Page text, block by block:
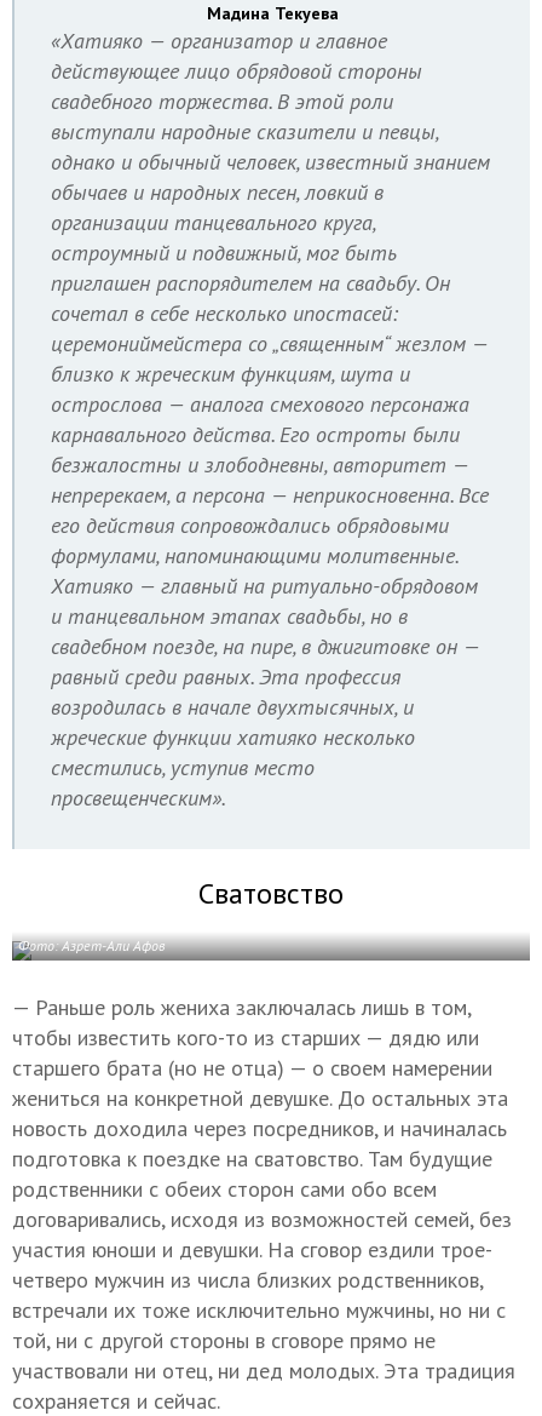
Мадина Текуева
«Хатияко — организатор и главное
действующее лицо обрядовой стороны
свадебного торжества. В этой роли
выступали народные сказители и певцы,
однако и обычный человек, известный знанием
обычаев и народных песен, ловкий в
организации танцевального круга,
остроумный и подвижный, мог быть
приглашен распорядителем на свадьбу. Он
сочетал в себе несколько ипостасей:
церемониймейстера со „священным“ жезлом —
близко к жреческим функциям, шута и
острослова — аналога смехового персонажа
карнавального действа. Его остроты были
безжалостны и злободневны, авторитет —
непререкаем, а персона — неприкосновенна. Все
его действия сопровождались обрядовыми
формулами, напоминающими молитвенные.
Хатияко — главный на ритуально-обрядовом
и танцевальном этапах свадьбы, но в
свадебном поезде, на пире, в джигитовке он —
равный среди равных. Эта профессия
возродилась в начале двухтысячных, и
жреческие функции хатияко несколько
сместились, уступив место
просвещенческим».
Сватовство
Фото: Азрет-Али Афов
— Раньше роль жениха заключалась лишь в том,
чтобы известить кого-то из старших — дядю или
старшего брата (но не отца) — о своем намерении
жениться на конкретной девушке. До остальных эта
новость доходила через посредников, и начиналась
подготовка к поездке на сватовство. Там будущие
родственники с обеих сторон сами обо всем
договаривались, исходя из возможностей семей, без
участия юноши и девушки. На сговор ездили трое-
четверо мужчин из числа близких родственников,
встречали их тоже исключительно мужчины, но ни с
той, ни с другой стороны в сговоре прямо не
участвовали ни отец, ни дед молодых. Эта традиция
сохраняется и сейчас.